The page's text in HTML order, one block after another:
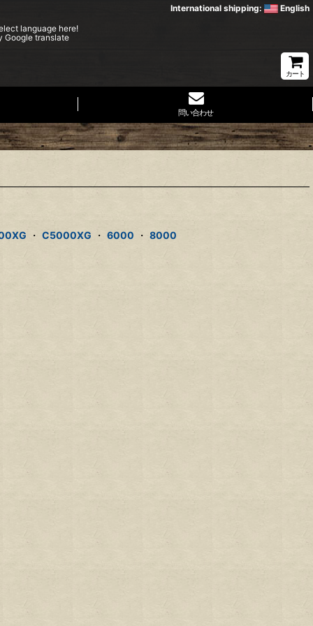
International shipping:
English
language here!
Google translate
カート
問い合わせ
・ C5000XG ・ 6000 ・ 8000